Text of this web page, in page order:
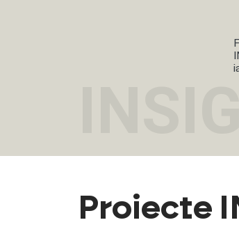
Proiecte